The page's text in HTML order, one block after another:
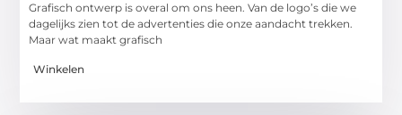
Grafisch ontwerp is overal om ons heen. Van de logo’s die we
dagelijks zien tot de advertenties die onze aandacht trekken.
Maar wat maakt grafisch
Winkelen